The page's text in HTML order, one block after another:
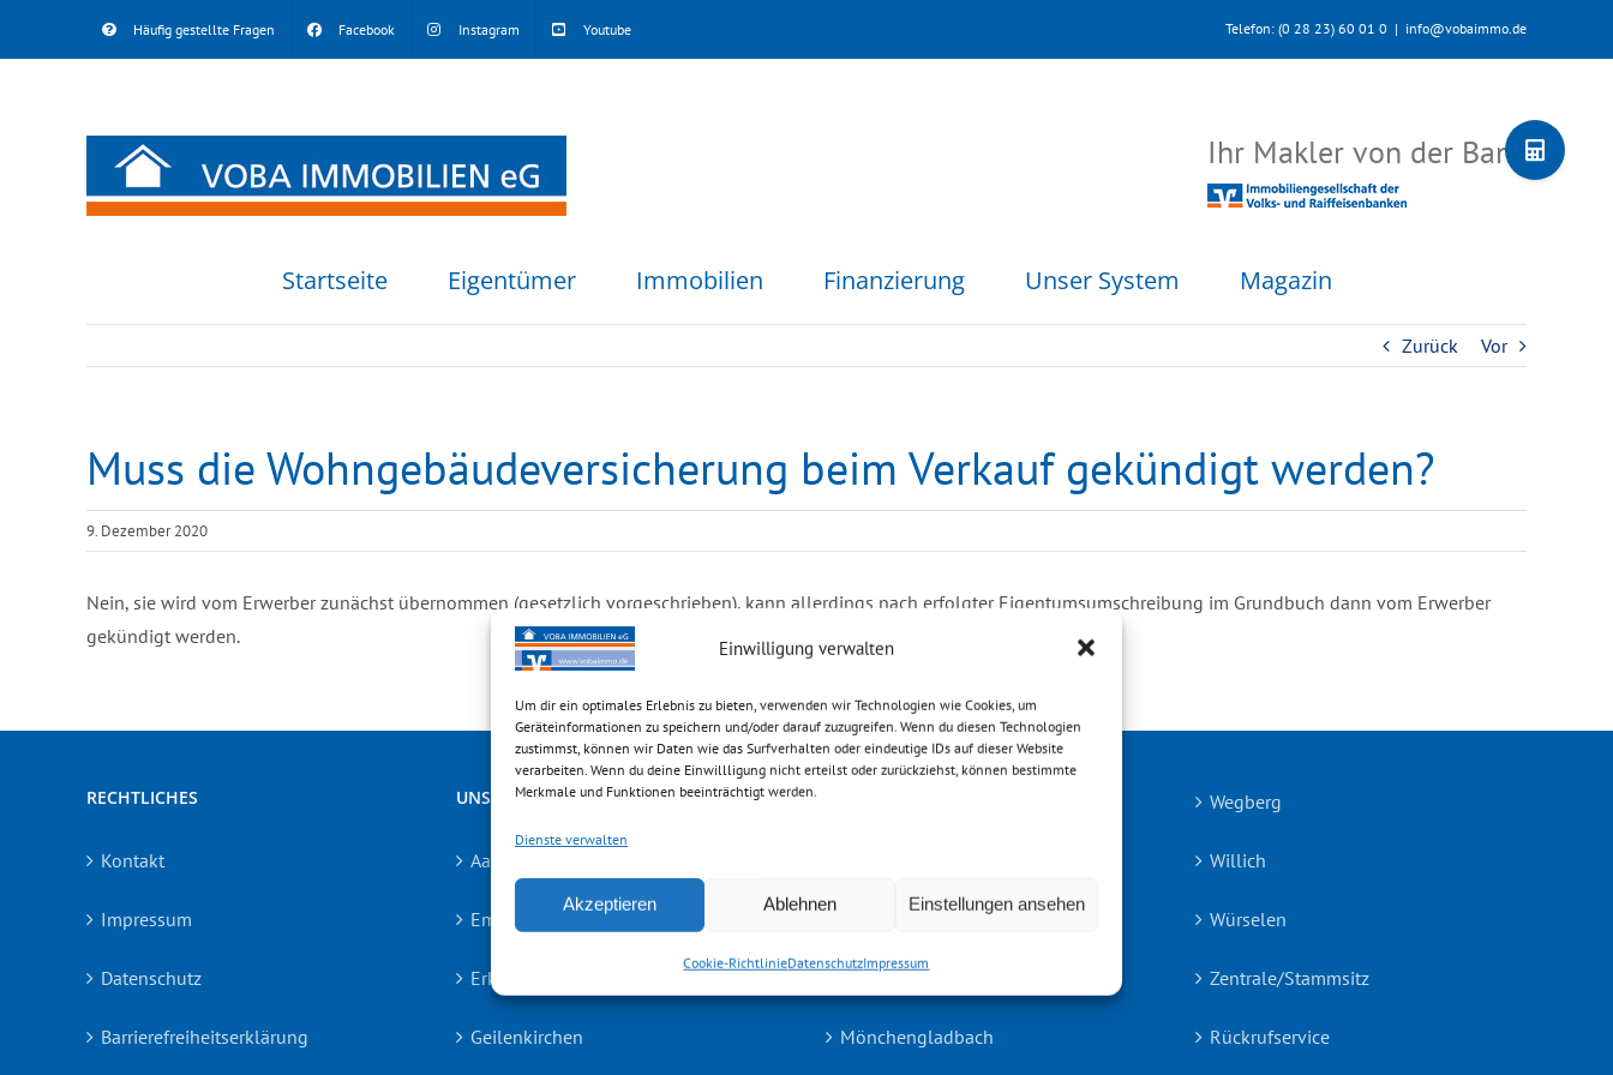
Einwilligung verwalten
Um dir ein optimales Erlebnis zu bieten, verwenden wir Technologien wie Cookies, um
Geräteinformationen zu speichern und/oder darauf zuzugreifen. Wenn du diesen Technologien
zustimmst, können wir Daten wie das Surfverhalten oder eindeutige IDs auf dieser Website
verarbeiten. Wenn du deine Einwillligung nicht erteilst oder zurückziehst, können bestimmte
Merkmale und Funktionen beeinträchtigt werden.
Dienste verwalten
Akzeptieren Ablehnen Einstellungen ansehen
Cookie-RichtlinieDatenschutzImpressum
Häufig gestellte Fragen Facebook Instagram Youtube Telefon: (0 28 23) 60 01 0 | info@vobaimmo.de
Ihr Makler von der Bank
Startseite Eigentümer Immobilien Finanzierung Unser System Magazin
Zurück Vor
Muss die Wohngebäudeversicherung beim Verkauf gekündigt werden?
9. Dezember 2020
Nein, sie wird vom Erwerber zunächst übernommen (gesetzlich vorgeschrieben), kann allerdings nach erfolgter Eigentumsumschreibung im Grundbuch dann vom Erwerber
gekündigt werden.
RECHTLICHES
Kontakt
Impressum
Datenschutz
Barrierefreiheitserklärung
UNSERE TEAMS
Aachen
Emmerich
Erkelenz
Geilenkirchen
Meerbusch
Mönchengladbach
Wegberg
Willich
Würselen
Zentrale/Stammsitz
Rückrufservice
Toggle
Sliding